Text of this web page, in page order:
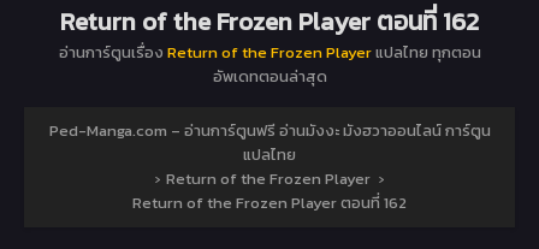
Return of the Frozen Player ตอนที่ 162
อ่านการ์ตูนเรื่อง Return of the Frozen Playerแปลไทย ทุกตอน
อัพเดทตอนล่าสุด
Ped-Manga.com – อ่านการ์ตูนฟรี อ่านมังงะ มังฮวาออนไลน์ การ์ตูน
แปลไทย
› Return of the Frozen Player ›
Return of the Frozen Player ตอนที่ 162